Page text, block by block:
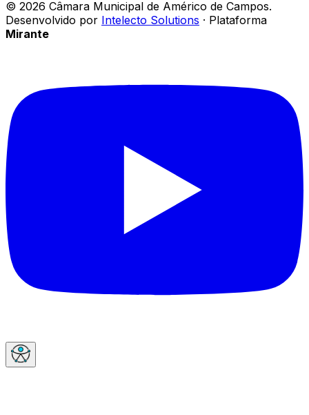
© 2026 Câmara Municipal de Américo de Campos.
Desenvolvido por Intelecto Solutions · Plataforma
Mirante